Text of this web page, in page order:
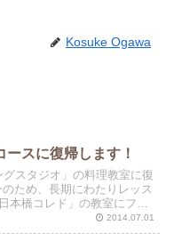
Kosuke Ogawa
スに復帰します！
スタジオ」の料理教室に復
ため、長期にわたりレッス
本橋コレド」の教室にフラ
2014.07.01